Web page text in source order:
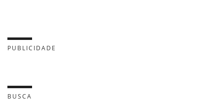
PUBLICIDADE
BUSCA